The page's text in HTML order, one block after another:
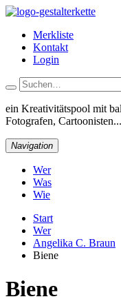
Merkliste
Kontakt
Login
ein Kreativitätspool mit
Fotografen, Cartoonisten...
Navigation
Wer
Was
Wie
Start
Wer
Angelika C. Braun
Biene
Biene